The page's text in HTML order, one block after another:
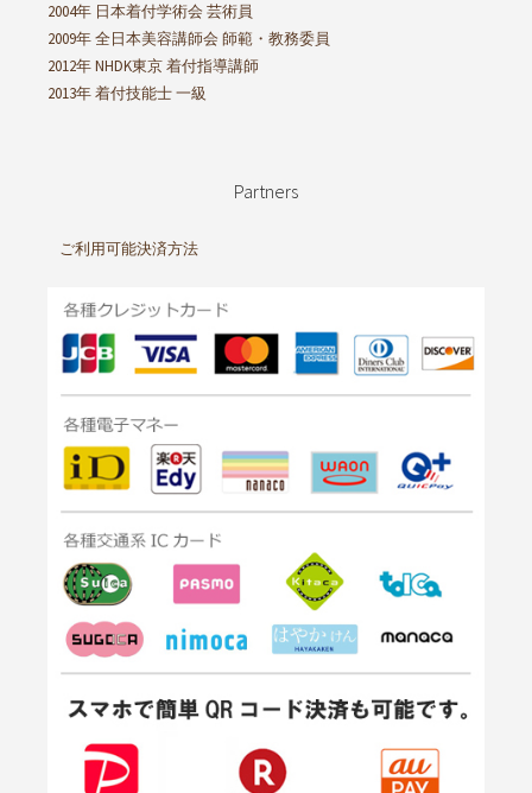
2004年 日本着付学術会 芸術員
2009年 全日本美容講師会 師範・教務委員
2012年 NHDK東京 着付指導講師
2013年 着付技能士 一級
Partners
ご利用可能決済方法